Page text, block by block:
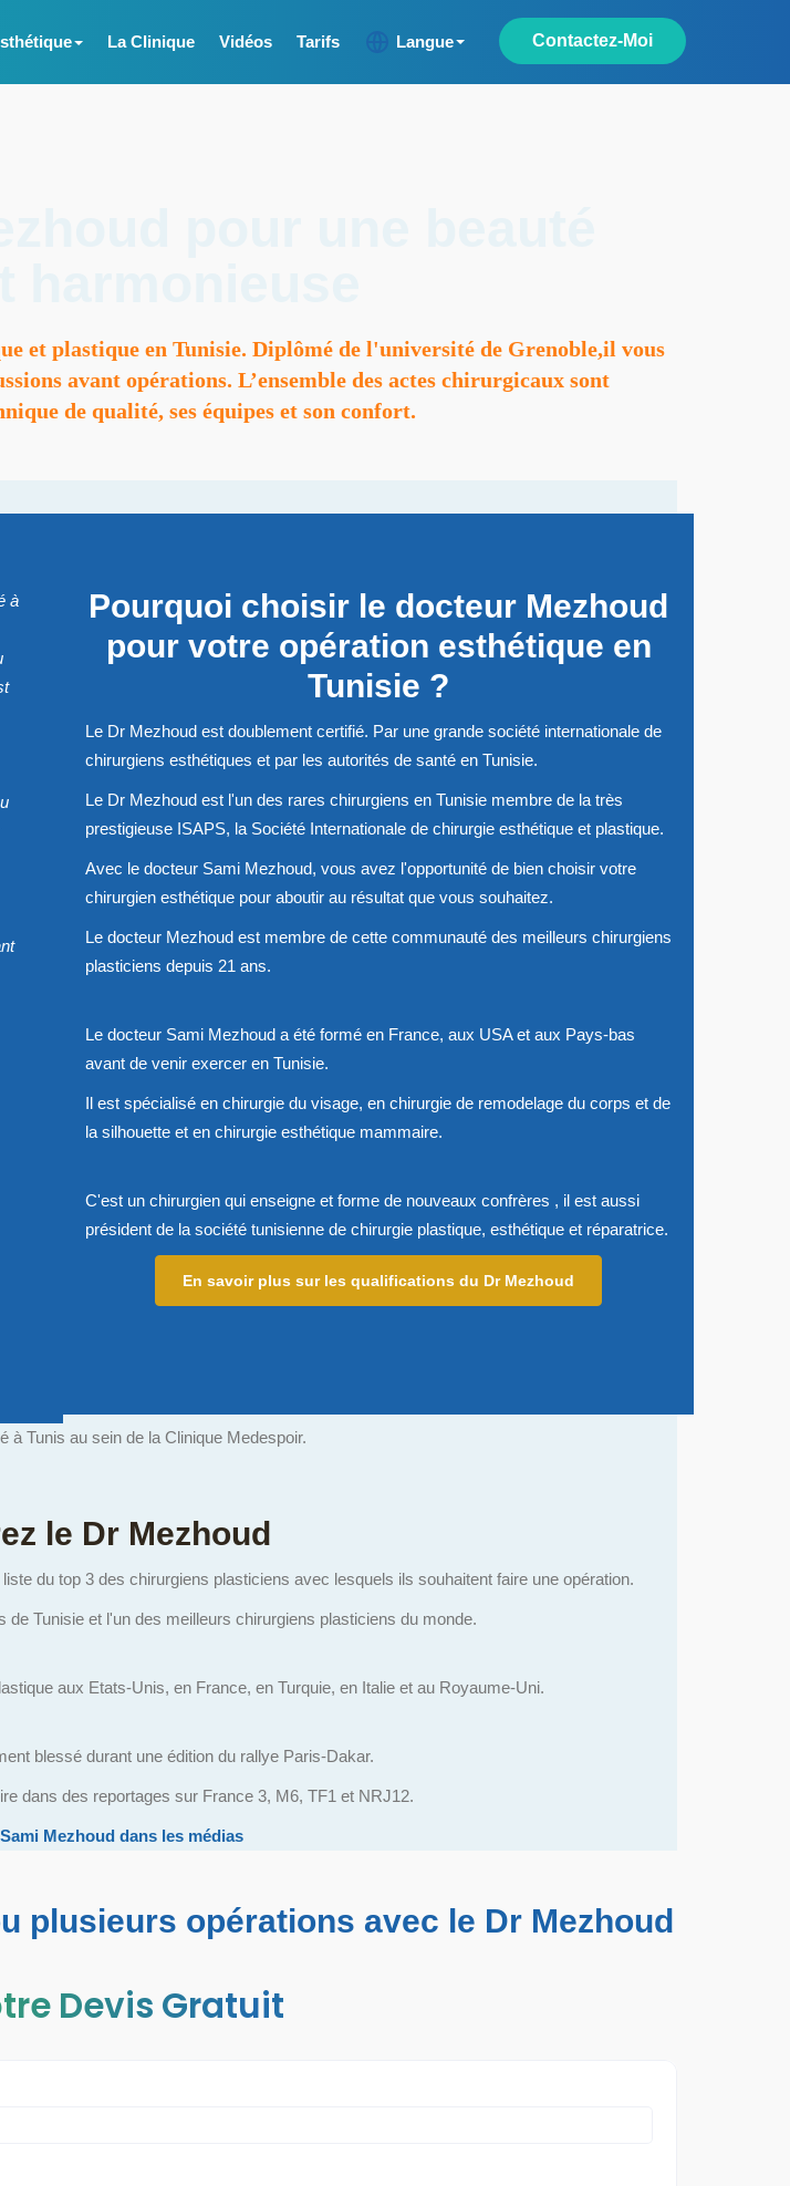
Contactez-Moi
La Clinique Vidéos Tarifs Langue
et plastique en Tunisie. Diplômé de l'université de Grenoble,il vous
avant opérations. L’ensemble des actes chirurgicaux sont
de qualité, ses équipes et son confort.
à
Pourquoi choisir le docteur Mezhoud
pour votre opération esthétique en
Tunisie ?
Le Dr Mezhoud est doublement certifié. Par une grande société internationale de
chirurgiens esthétiques et par les autorités de santé en Tunisie.
Le Dr Mezhoud est l'un des rares chirurgiens en Tunisie membre de la très
prestigieuse ISAPS, la Société Internationale de chirurgie esthétique et plastique.
Avec le docteur Sami Mezhoud, vous avez l'opportunité de bien choisir votre
chirurgien esthétique pour aboutir au résultat que vous souhaitez.
Le docteur Mezhoud est membre de cette communauté des meilleurs chirurgiens
plasticiens depuis 21 ans.
Le docteur Sami Mezhoud a été formé en France, aux USA et aux Pays-bas
avant de venir exercer en Tunisie.
Il est spécialisé en chirurgie du visage, en chirurgie de remodelage du corps et de
la silhouette et en chirurgie esthétique mammaire.
C'est un chirurgien qui enseigne et forme de nouveaux confrères , il est aussi
président de la société tunisienne de chirurgie plastique, esthétique et réparatrice.
En savoir plus sur les qualifications du Dr Mezhoud
Tunis au sein de la Clinique Medespoir.
le Dr Mezhoud
du top 3 des chirurgiens plasticiens avec lesquels ils souhaitent faire une opération.
Tunisie et l'un des meilleurs chirurgiens plasticiens du monde.
aux Etats-Unis, en France, en Turquie, en Italie et au Royaume-Uni.
blessé durant une édition du rallye Paris-Dakar.
dans des reportages sur France 3, M6, TF1 et NRJ12.
Mezhoud dans les médias
plusieurs opérations avec le Dr Mezhoud
Devis Gratuit